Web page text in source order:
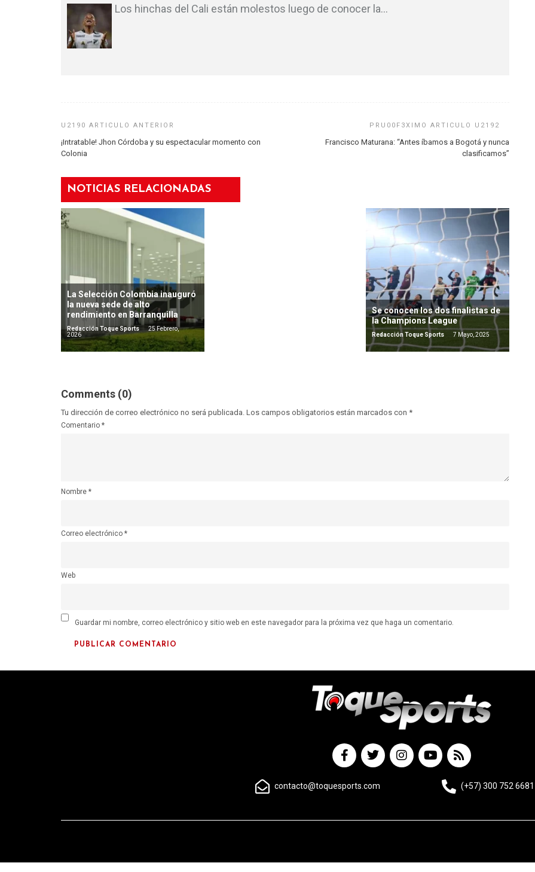
Los hinchas del Cali están molestos luego de conocer la…
¡Intratable! Jhon Córdoba y su espectacular momento con
Colonia
Francisco Maturana: “Antes íbamos a Bogotá y nunca
clasificamos”
NOTICIAS RELACIONADAS
La Selección Colombia inauguró
la nueva sede de alto
rendimiento en Barranquilla
Redacción Toque Sports
25 Febrero,
2026
Se conocen los dos finalistas de
la Champions League
Redacción Toque Sports 7 Mayo, 2025
Comments (0)
Tu dirección de correo electrónico no será publicada. Los campos obligatorios están marcados con *
Comentario *
Nombre *
Correo electrónico *
Web
Guardar mi nombre, correo electrónico y sitio web en este navegador para la próxima vez que haga un comentario.
contacto@toquesports.com (+57) 300 752 6681